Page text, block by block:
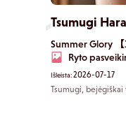
Tsumugi Hara
Summer Glory 【
Ryto
Išleista:2026-07-17
Tsumugi,